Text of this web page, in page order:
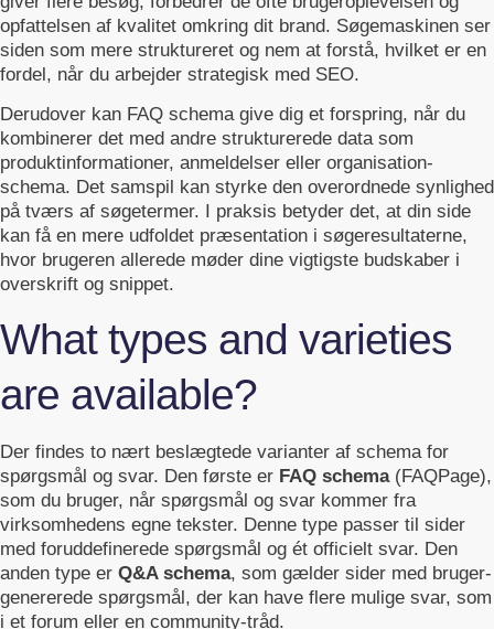
opfattelsen af kvalitet omkring dit brand. Søgemaskinen ser
siden som mere struktureret og nem at forstå, hvilket er en
fordel, når du arbejder strategisk med SEO.
Derudover kan FAQ schema give dig et forspring, når du
kombinerer det med andre strukturerede data som
produktinformationer, anmeldelser eller organisation-
schema. Det samspil kan styrke den overordnede synlighed
på tværs af søgetermer. I praksis betyder det, at din side
kan få en mere udfoldet præsentation i søgeresultaterne,
hvor brugeren allerede møder dine vigtigste budskaber i
overskrift og snippet.
What types and varieties
are available?
Der findes to nært beslægtede varianter af schema for
spørgsmål og svar. Den første er FAQ schema(FAQPage),
som du bruger, når spørgsmål og svar kommer fra
virksomhedens egne tekster. Denne type passer til sider
med foruddefinerede spørgsmål og ét officielt svar. Den
anden type er Q&A schema, som gælder sider med bruger-
genererede spørgsmål, der kan have flere mulige svar, som
i et forum eller en community-tråd.